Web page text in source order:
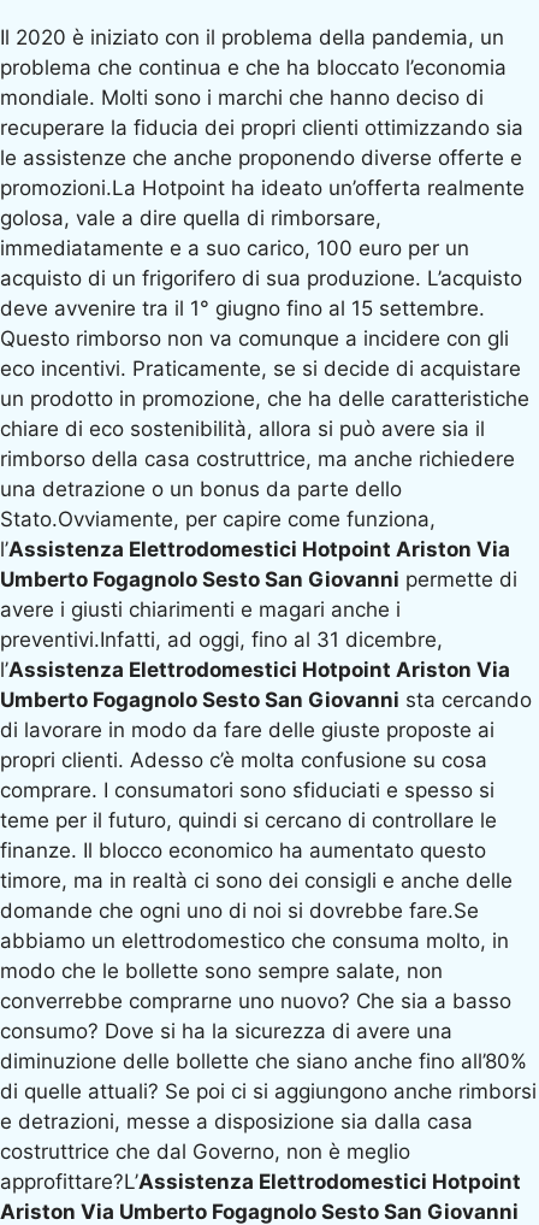
Il 2020 è iniziato con il problema della pandemia, un
problema che continua e che ha bloccato l’economia
mondiale. Molti sono i marchi che hanno deciso di
recuperare la fiducia dei propri clienti ottimizzando sia
le assistenze che anche proponendo diverse offerte e
promozioni.La Hotpoint ha ideato un’offerta realmente
golosa, vale a dire quella di rimborsare,
immediatamente e a suo carico, 100 euro per un
acquisto di un frigorifero di sua produzione. L’acquisto
deve avvenire tra il 1° giugno fino al 15 settembre.
Questo rimborso non va comunque a incidere con gli
eco incentivi. Praticamente, se si decide di acquistare
un prodotto in promozione, che ha delle caratteristiche
chiare di eco sostenibilità, allora si può avere sia il
rimborso della casa costruttrice, ma anche richiedere
una detrazione o un bonus da parte dello
Stato.Ovviamente, per capire come funziona,
l’Assistenza Elettrodomestici Hotpoint Ariston Via
Umberto Fogagnolo Sesto San Giovanni permette di
avere i giusti chiarimenti e magari anche i
preventivi.Infatti, ad oggi, fino al 31 dicembre,
l’Assistenza Elettrodomestici Hotpoint Ariston Via
Umberto Fogagnolo Sesto San Giovanni sta cercando
di lavorare in modo da fare delle giuste proposte ai
propri clienti. Adesso c’è molta confusione su cosa
comprare. I consumatori sono sfiduciati e spesso si
teme per il futuro, quindi si cercano di controllare le
finanze. Il blocco economico ha aumentato questo
timore, ma in realtà ci sono dei consigli e anche delle
domande che ogni uno di noi si dovrebbe fare.Se
abbiamo un elettrodomestico che consuma molto, in
modo che le bollette sono sempre salate, non
converrebbe comprarne uno nuovo? Che sia a basso
consumo? Dove si ha la sicurezza di avere una
diminuzione delle bollette che siano anche fino all’80%
di quelle attuali? Se poi ci si aggiungono anche rimborsi
e detrazioni, messe a disposizione sia dalla casa
costruttrice che dal Governo, non è meglio
approfittare?L’Assistenza Elettrodomestici Hotpoint
Ariston Via Umberto Fogagnolo Sesto San Giovanni